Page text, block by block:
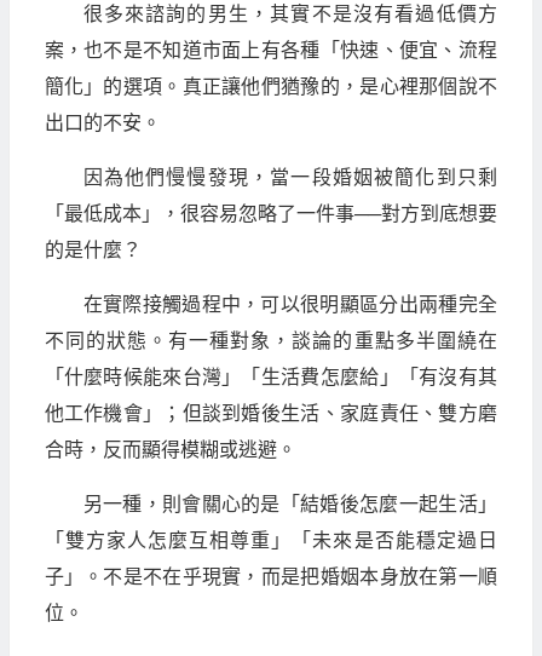
很多來諮詢的男生，其實不是沒有看過低價方
案，也不是不知道市面上有各種「快速、便宜、流程
簡化」的選項。真正讓他們猶豫的，是心裡那個說不
出口的不安。
因為他們慢慢發現，當一段婚姻被簡化到只剩
「最低成本」，很容易忽略了一件事──對方到底想要
的是什麼？
在實際接觸過程中，可以很明顯區分出兩種完全
不同的狀態。有一種對象，談論的重點多半圍繞在
「什麼時候能來台灣」「生活費怎麼給」「有沒有其
他工作機會」；但談到婚後生活、家庭責任、雙方磨
合時，反而顯得模糊或逃避。
另一種，則會關心的是「結婚後怎麼一起生活」
「雙方家人怎麼互相尊重」「未來是否能穩定過日
子」。不是不在乎現實，而是把婚姻本身放在第一順
位。